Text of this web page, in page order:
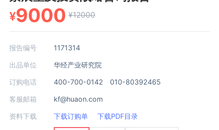
¥9000 ¥12000
报告编号 1171314
出品单位 华经产业研究院
订购电话 400-700-0142 010-80392465
客服邮箱 kf@huaon.com
资料下载 下载订购单 下载PDF目录